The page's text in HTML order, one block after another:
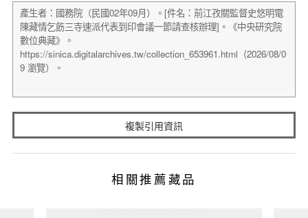
複製引用資訊
相關推薦藏品